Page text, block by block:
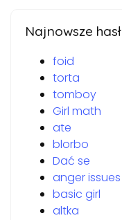
Najnowsze
foid
torta
tomboy
Girl math
ate
blorbo
Dać se
anger issues
basic girl
altka